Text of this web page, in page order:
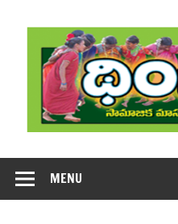
content
MENU